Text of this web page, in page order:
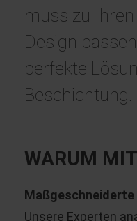
muss zu
Design
perfekte
Beschichtung.
WARUM
Maßgeschneiderte
Unsere Experten